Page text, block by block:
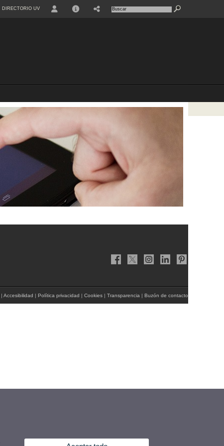
DIRECTORIO UV
| Accesibilidad | Política privacidad | Cookies | Transparencia | Buzón de contacto